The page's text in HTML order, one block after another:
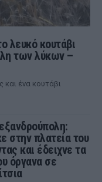
λευκό κουτάβι
των λύκων –
και ένα κουτάβι
στην πλατεία του
και έδειχνε τα
όργανα σε